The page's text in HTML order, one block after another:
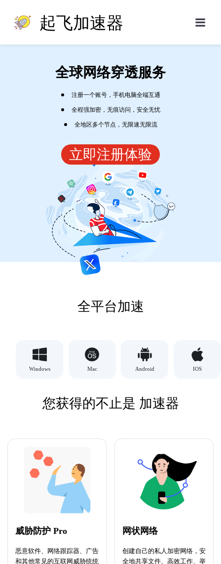
起飞加速器
全球网络穿透服务
注册一个账号，手机电脑全端互通
全程强加密，无痕访问，安全无忧
全地区多个节点，无限速无限流
立即注册体验
全平台加速
Windows Mac Android IOS
您获得的不止是 加速器
威胁防护 Pro
恶意软件、网络跟踪器、广告
和其他常见的互联网威胁统统
网状网络
创建自己的私人加密网络，安
全地共享文件、高效工作、举